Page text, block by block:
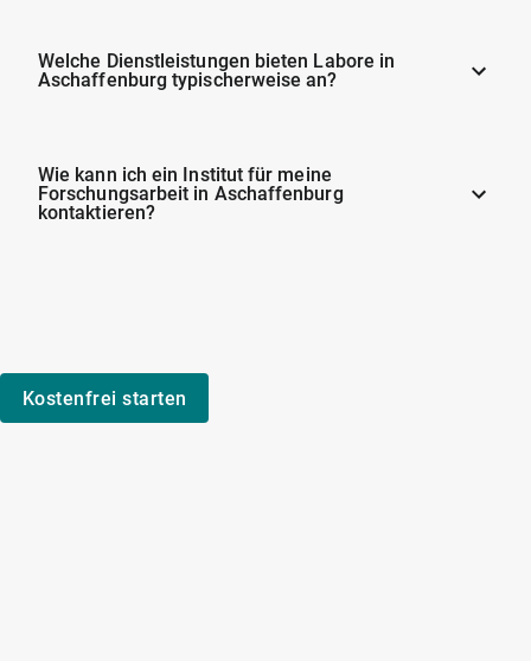
Welche Dienstleistungen bieten Labore in
Aschaffenburg typischerweise an?
Wie kann ich ein Institut für meine
Forschungsarbeit in Aschaffenburg
kontaktieren?
Kostenfrei starten